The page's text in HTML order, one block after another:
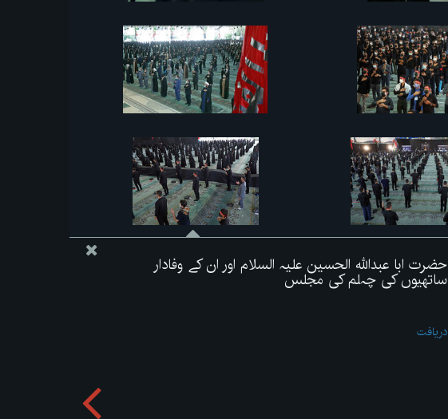
حضرت ابا عبداللہ الحسین علیہ السلام اور ان کے وفادار
ساتھیوں کی چہلم کی مجلس
دریافت